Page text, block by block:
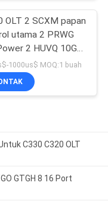
OLT 2 SCXM papan
utama 2 PRWG
2 HUVQ 10GE
Uplink
1000us$ MOQ:1 buah
C330 C320 OLT
GTGH 8 16 Port